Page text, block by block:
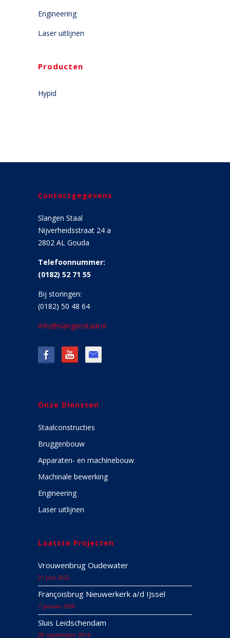
Engineering
Laser uitlijnen
Producten
Hypid
Contactgegevens
Slangen Staal
Nijverheidsstraat 24 a
2802 AL Gouda
Telefoonnummer:
(0182) 52 71 55
Bij storingen:
(0182) 50 48 64
info@slangenstaal.nl
Onze Diensten
Staalconstructies
Bruggenbouw
Apparaten- en machinebouw
Machinale bewerking
Engineering
Laser uitlijnen
Laatste Projecten
Vrouwenbrug Oudewater
21 juni 2022
Françoisbrug Nieuwerkerk a/d IJssel
7 januari 2020
Sluis Leidschendam
28 september 2016